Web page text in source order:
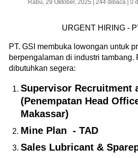
Rabu, 29 Oktober, 2025 | 244 dibaca | 0
URGENT HIRING -
PT. GSI membuka lowongan untuk
berpengalaman di industri tambang.
dibutuhkan segera:
Supervisor Recruitment
(Penempatan Head
Makassar)
Mine Plan - TAD
Sales Lubricant &